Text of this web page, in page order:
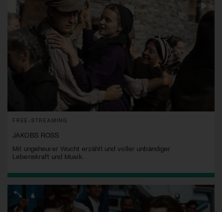
FREE-STREAMING
JAKOBS ROSS
Mit ungeheurer Wucht erzählt und voller unbändiger
Lebenskraft und Musik.